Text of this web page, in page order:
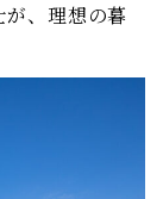
、理想の暮